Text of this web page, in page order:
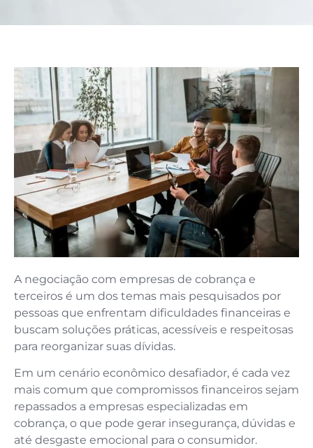
A negociação com empresas de cobrança e
terceiros é um dos temas mais pesquisados por
pessoas que enfrentam dificuldades financeiras e
buscam soluções práticas, acessíveis e respeitosas
para reorganizar suas dívidas.
Em um cenário econômico desafiador, é cada vez
mais comum que compromissos financeiros sejam
repassados a empresas especializadas em
cobrança, o que pode gerar insegurança, dúvidas e
até desgaste emocional para o consumidor.